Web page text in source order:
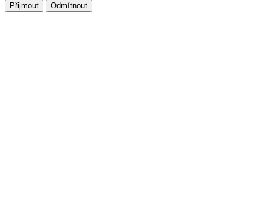
Přijmout Odmítnout